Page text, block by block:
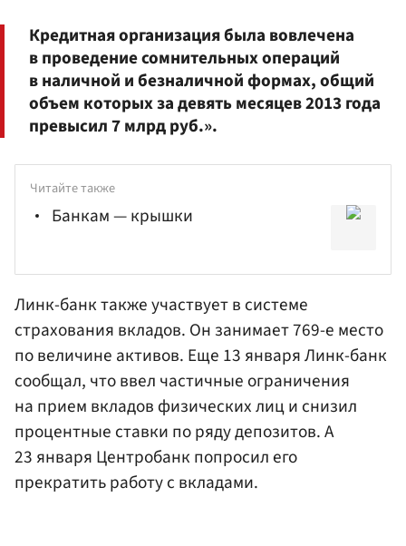
Кредитная организация была вовлечена
в проведение сомнительных операций
в наличной и безналичной формах, общий
объем которых за девять месяцев 2013 года
превысил 7 млрд руб.».
Читайте также
Банкам — крышки
Линк-банк также участвует в системе
страхования вкладов. Он занимает 769-е место
по величине активов. Еще 13 января Линк-банк
сообщал, что ввел частичные ограничения
на прием вкладов физических лиц и снизил
процентные ставки по ряду депозитов. А
23 января Центробанк попросил его
прекратить работу с вкладами.